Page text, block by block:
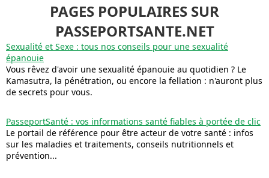
PAGES POPULAIRES SUR
PASSEPORTSANTE.NET
Sexualité et Sexe : tous nos conseils pour une sexualité
épanouie
Vous rêvez d'avoir une sexualité épanouie au quotidien ? Le
Kamasutra, la pénétration, ou encore la fellation : n'auront plus
de secrets pour vous.
PasseportSanté : vos informations santé fiables à portée de clic
Le portail de référence pour être acteur de votre santé : infos
sur les maladies et traitements, conseils nutritionnels et
prévention...